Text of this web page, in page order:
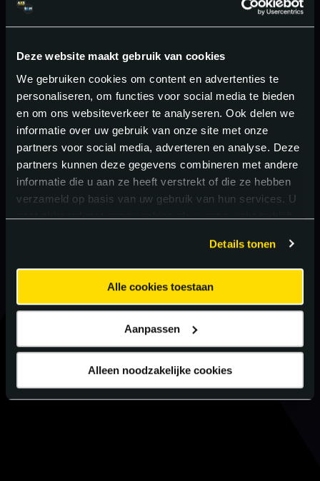
Deze website maakt gebruik van cookies
We gebruiken cookies om content en advertenties te
personaliseren, om functies voor social media te bieden
en om ons websiteverkeer te analyseren. Ook delen we
informatie over uw gebruik van onze site met onze
partners voor social media, adverteren en analyse. Deze
partners kunnen deze gegevens combineren met andere
informatie die u aan ze heeft verstrekt of die ze hebben
verzameld op basis van uw gebruik van hun services. U
gaat akkoord met onze cookies als u onze website blijft
Details tonen
Alle cookies toestaan
Aanpassen
Alleen noodzakelijke cookies